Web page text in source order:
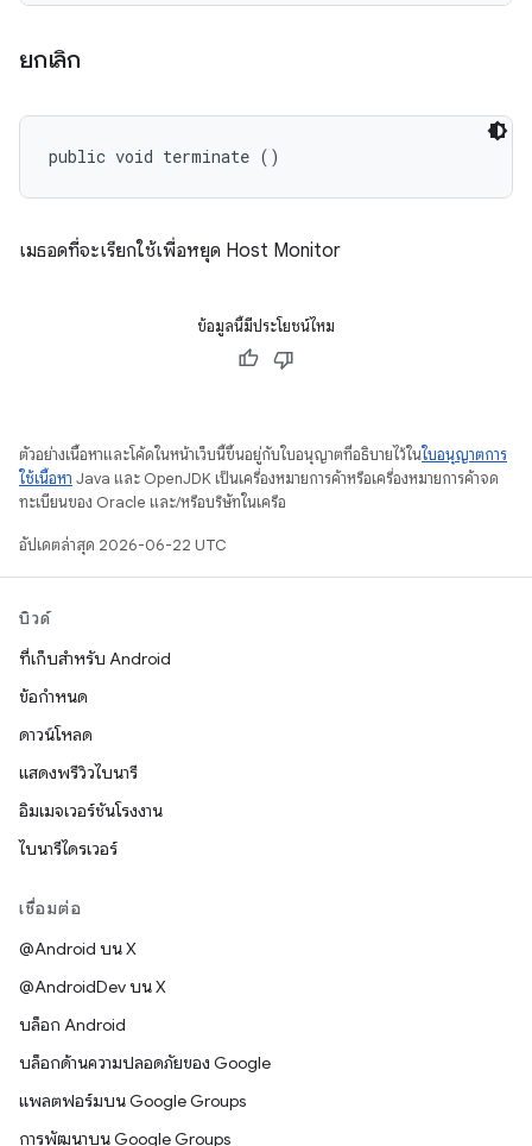
ยกเลิก
public void terminate ()
เมธอดที่จะเรียกใช้เพื่อหยุด Host Monitor
ข้อมูลนี้มีประโยชน์ไหม
ตัวอย่างเนื้อหาและโค้ดในหน้าเว็บนี้ขึ้นอยู่กับใบอนุญาตที่อธิบายไว้ในใบอนุญาตการ
ใช้เนื้อหา Java และ OpenJDK เป็นเครื่องหมายการค้าหรือเครื่องหมายการค้าจด
ทะเบียนของ Oracle และ/หรือบริษัทในเครือ
อัปเดตล่าสุด 2026-06-22 UTC
บิวด์
ที่เก็บสำหรับ Android
ข้อกำหนด
ดาวน์โหลด
แสดงพรีวิวไบนารี
อิมเมจเวอร์ชันโรงงาน
ไบนารีไดรเวอร์
เชื่อมต่อ
@Android บน X
@AndroidDev บน X
บล็อก Android
บล็อกด้านความปลอดภัยของ Google
แพลตฟอร์มบน Google Groups
การพัฒนาบน Google Groups